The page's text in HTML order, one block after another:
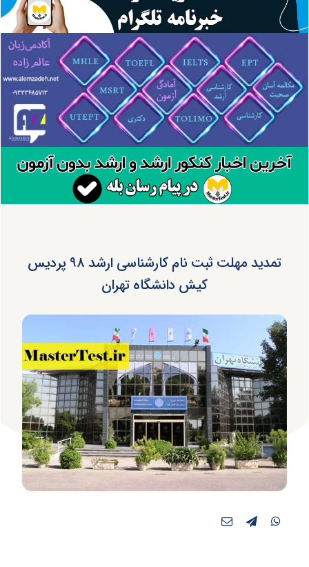
تمدید مهلت ثبت نام کارشناسی ارشد ۹۸ پردیس
کیش دانشگاه تهران